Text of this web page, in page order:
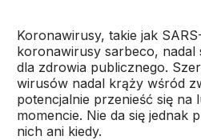
Koronawirusy, takie jak
koronawirusy sarbeco, nadal
dla zdrowia publicznego.
wirusów nadal krąży wśród
potencjalnie przenieść się na
momencie. Nie da się jednak
nich ani kiedy.